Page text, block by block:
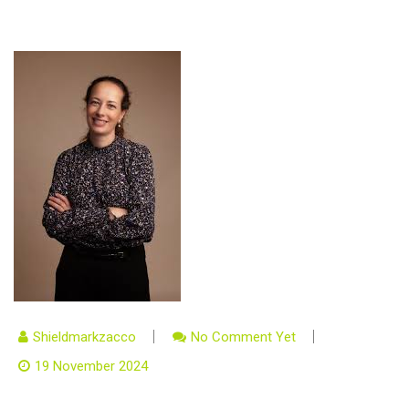
Shieldmarkzacco
No Comment Yet
19 November 2024